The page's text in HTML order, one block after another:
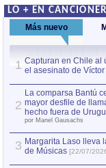
LO + EN
Más nuevo
1 Capturan en Chile al
el asesinato de
2
La comparsa Bantú
mayor desfile de
hecho fuera de
por Manel Gausachs
3 Margarita Laso lleva
de Músicas [22/07/